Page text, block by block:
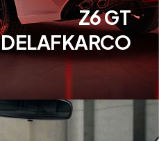
Z6 GT
DELAFKARCO